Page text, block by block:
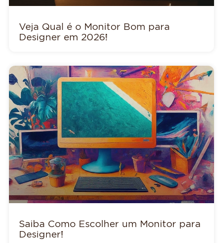
Veja Qual é o Monitor Bom para
Designer em 2026!
Saiba Como Escolher um Monitor para
Designer!